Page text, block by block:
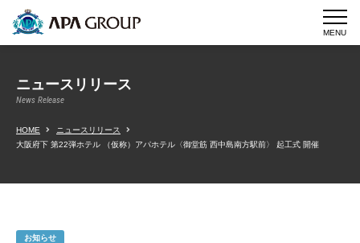
MENU
ニュースリリース
News Release
HOME
ニュースリリース
大阪府下 第22弾ホテル （仮称）アパホテル〈御堂筋 西中島南方駅前〉 起工式 開催
お知らせ